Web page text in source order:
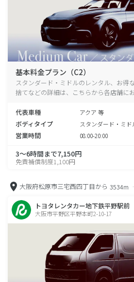
基本料金プラン（C2）
スタンダード・ミドルのレンタル、お得
捨てなどの詳細は、こちらから各店舗に
代表車種 アクア 等
ボディタイプ スタンダード・ミド
営業時間 08:00-20:00
3～6時間まで7,150円
免責補償制度1,100円
大阪府松原市三宅西四丁目から 3534m
トヨタレンタカー地下鉄平野駅前
大阪市平野区平野本町2-10-17